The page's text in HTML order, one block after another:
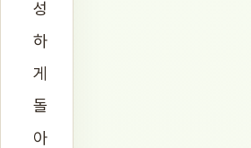
성
하
게
돌
아